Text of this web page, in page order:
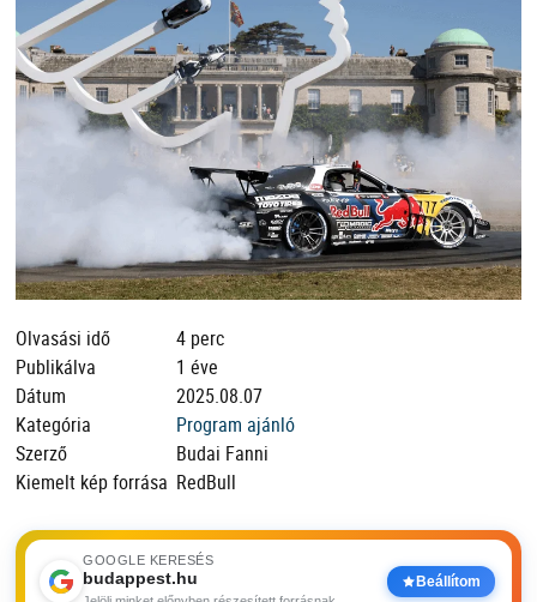
Olvasási idő
4 perc
Publikálva
1 éve
Dátum
2025.08.07
Kategória
Program ajánló
Szerző
Budai Fanni
Kiemelt kép forrása RedBull
GOOGLE KERESÉS
budappest.hu Beállítom